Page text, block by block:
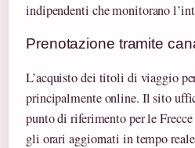
indipendenti che monitorano
Prenotazione tramite
L’acquisto dei titoli di viaggio
principalmente online. Il sito
punto di riferimento per le
gli orari aggiornati in tempo